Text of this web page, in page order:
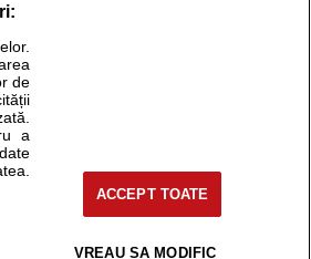
medical direct si
dintre medicii pe care
support@sfatulmedicului.ro
de
a
ACCEPT TOATE
VREAU SA MODIFIC